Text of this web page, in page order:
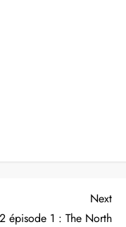
Next
Post
Next
épisode 1 : The North